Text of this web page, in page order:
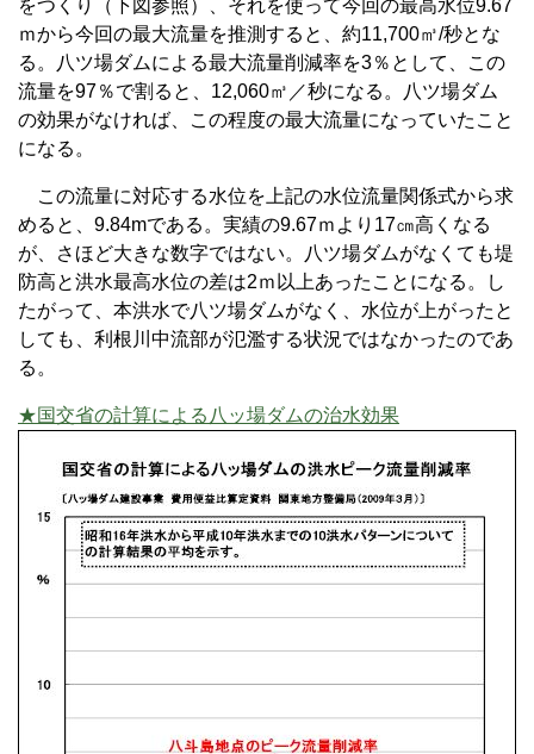
をつくり（下図参照）、それを使って今回の最高水位9.67
ｍから今回の最大流量を推測すると、約11,700㎥/秒とな
る。八ツ場ダムによる最大流量削減率を3％として、この
流量を97％で割ると、12,060㎥／秒になる。八ツ場ダム
の効果がなければ、この程度の最大流量になっていたこと
になる。
この流量に対応する水位を上記の水位流量関係式から求
めると、9.84mである。実績の9.67ｍより17㎝高くなる
が、さほど大きな数字ではない。八ツ場ダムがなくても堤
防高と洪水最高水位の差は2ｍ以上あったことになる。し
たがって、本洪水で八ツ場ダムがなく、水位が上がったと
しても、利根川中流部が氾濫する状況ではなかったのであ
る。
★国交省の計算による八ッ場ダムの治水効果